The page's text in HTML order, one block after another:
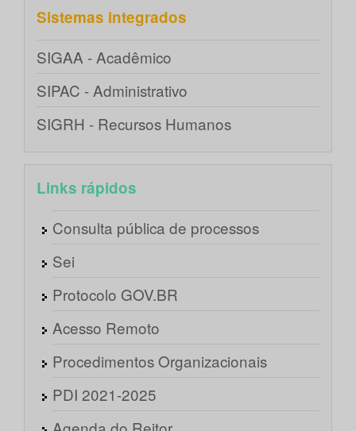
Sistemas integrados
SIGAA - Acadêmico
SIPAC - Administrativo
SIGRH - Recursos Humanos
Links rápidos
Consulta pública de processos
Sei
Protocolo GOV.BR
Acesso Remoto
Procedimentos Organizacionais
PDI 2021-2025